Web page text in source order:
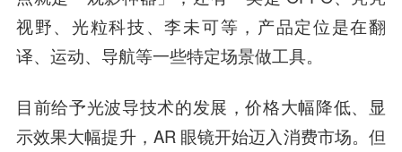
视野、光粒科技、李未可等，产品定位是在翻
译、运动、导航等一些特定场景做工具。
目前给予光波导技术的发展，价格大幅降低、显
示效果大幅提升，AR 眼镜开始迈入消费市场。但